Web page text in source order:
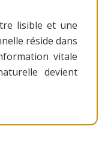
lisible et une
réside dans
vitale
devient